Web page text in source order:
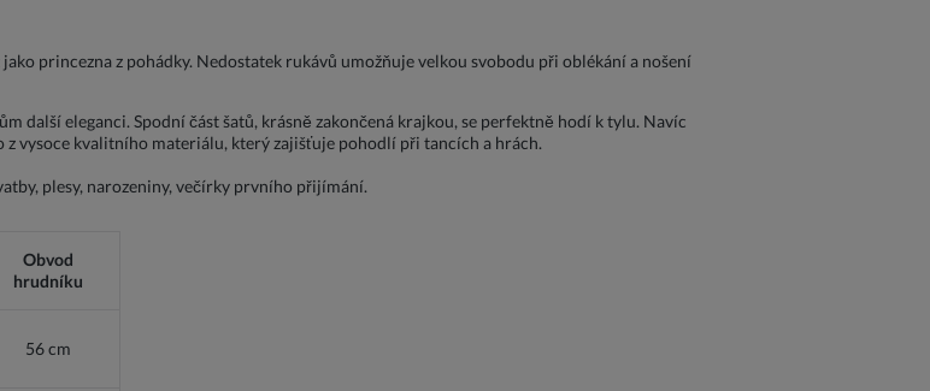
princezna z pohádky. Nedostatek rukávů umožňuje velkou svobodu při oblékání a nošení
další eleganci. Spodní část šatů, krásně zakončená krajkou, se perfektně hodí k tylu. Navíc
vysoce kvalitního materiálu, který zajišťuje pohodlí při tancích a hrách.
plesy, narozeniny, večírky prvního přijímání.
Obvod
hrudníku
56 cm